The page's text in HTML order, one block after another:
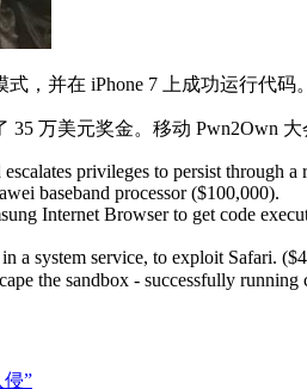
，并在 iPhone 7 上成功运行代码
35 万美元奖金。移动 Pwn2Own
privileges to persist through a
baseband processor ($100,000).
Internet Browser to get code
a system service, to exploit Safari.
the sandbox - successfully
侵”